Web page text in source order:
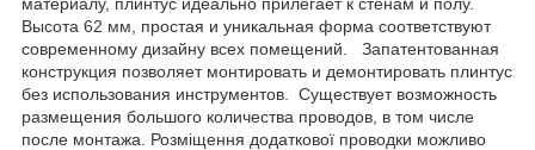
Высота 62 мм , простая и уникальная форма соответствуют
современному дизайну всех помещений. Запатентованная
конструкция позволяет монтировать и демонтировать плинтус
без использования инструментов. Существует возможность
размещения большого количества проводов, в том числе
после монтажа. Розміщення додаткової проводки можливо